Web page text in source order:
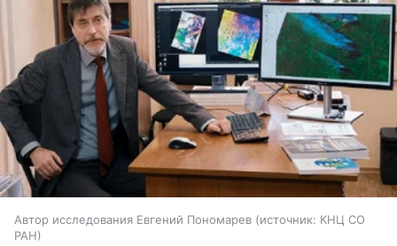
Автор исследования Евгений Пономарев источник: КНЦ СО
РАН